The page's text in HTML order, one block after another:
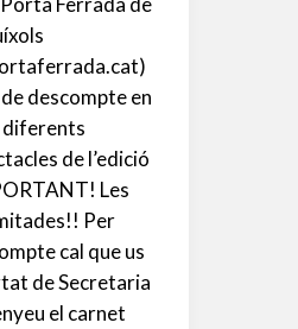
descompte en
diferents
de l’edició
Les
Per
cal que us
de Secretaria
el carnet